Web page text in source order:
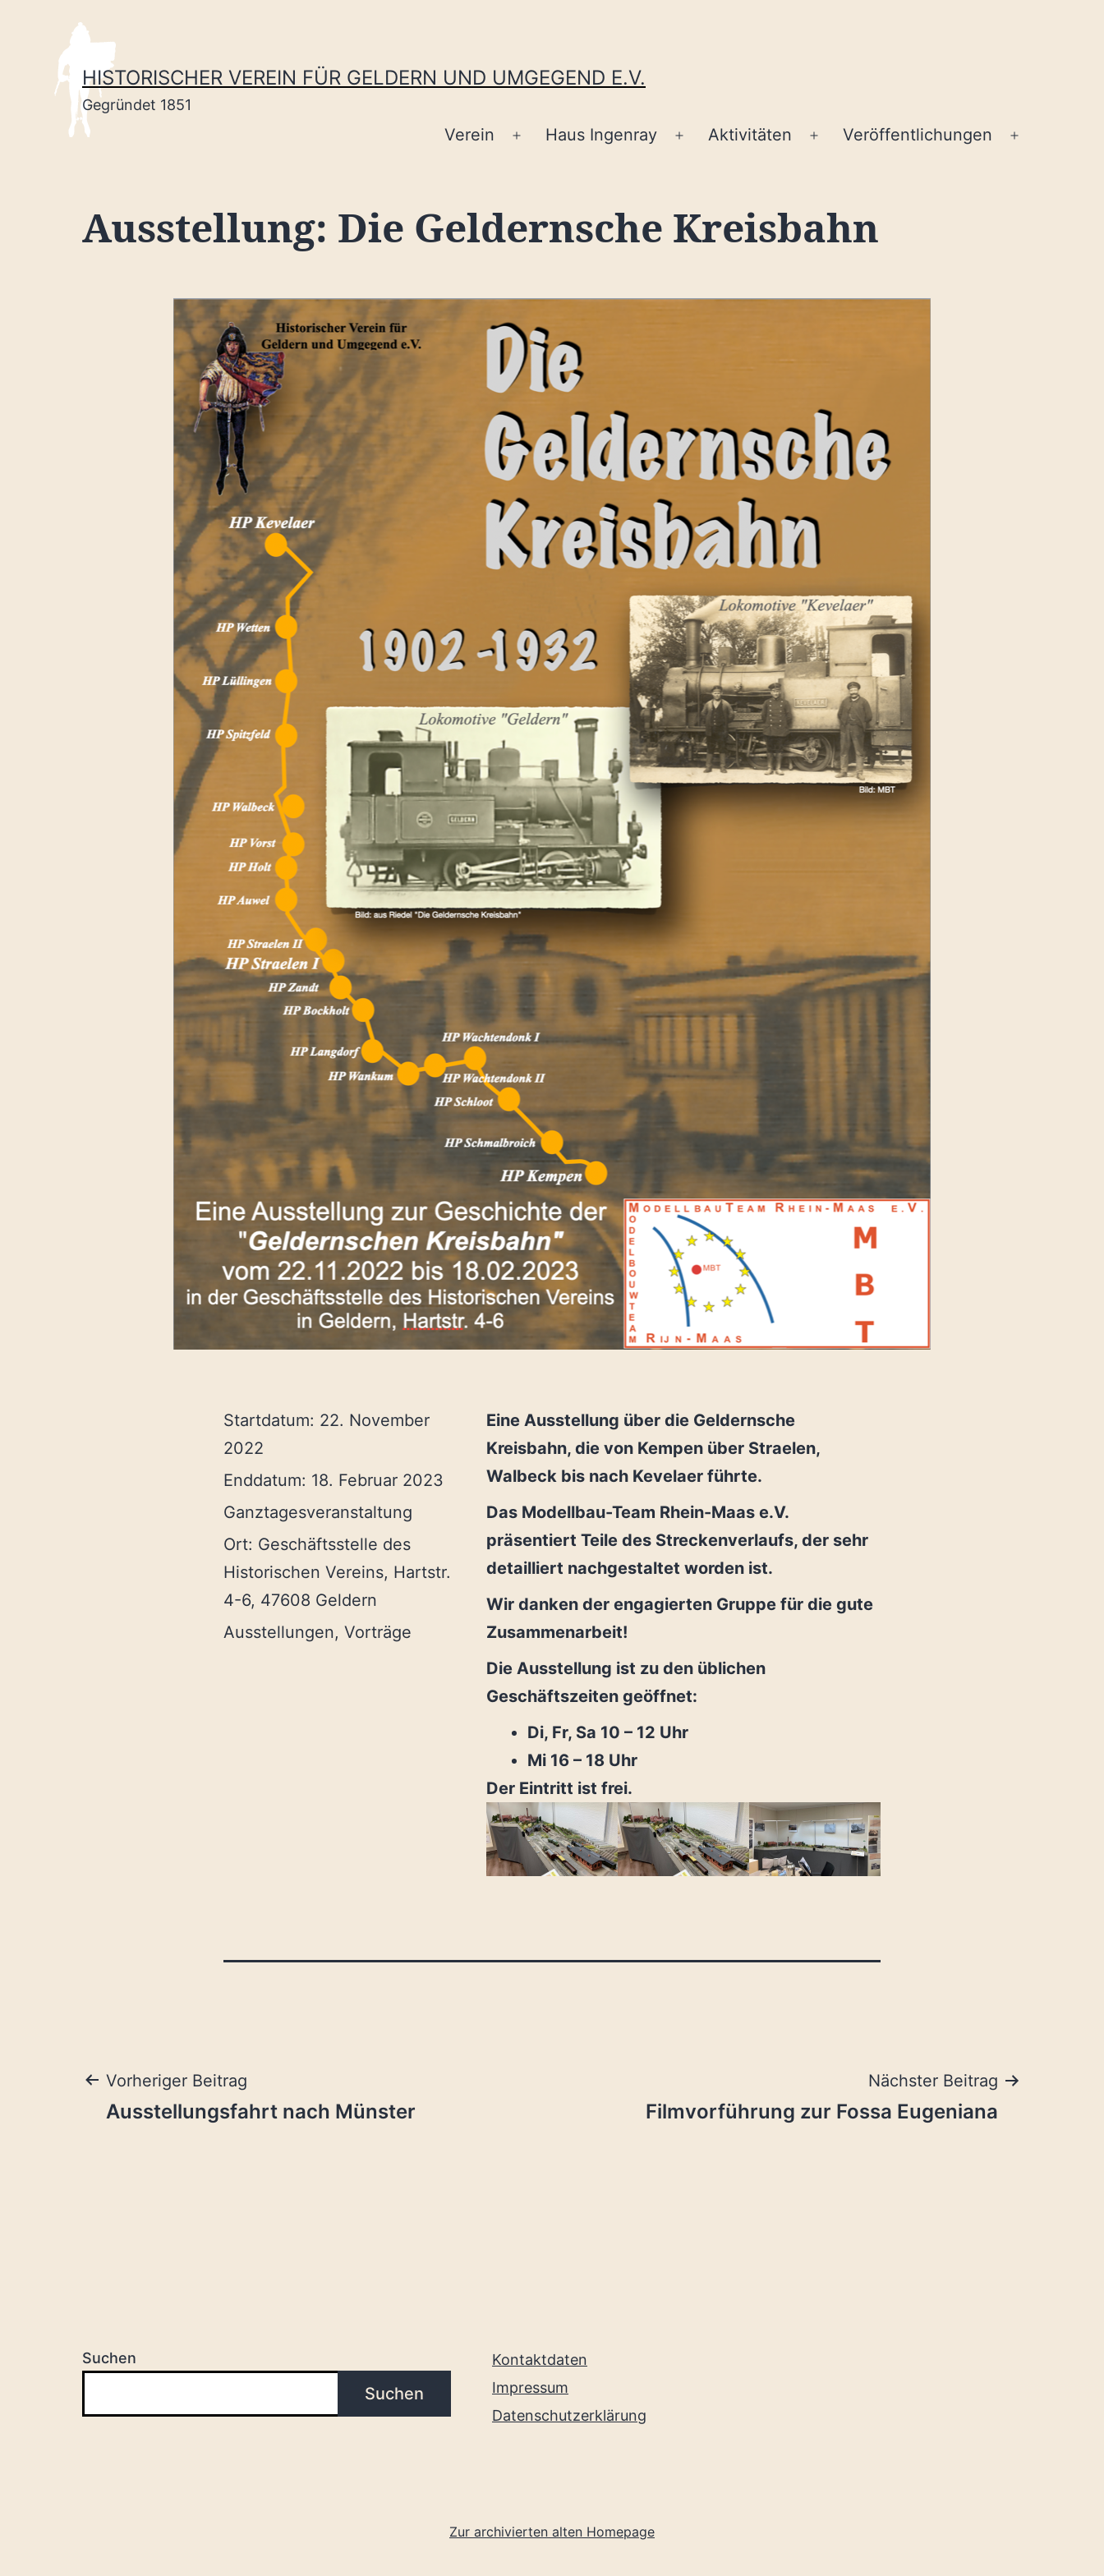
springen
HISTORISCHER VEREIN FÜR GELDERN UND UMGEGEND E.V.
Gegründet 1851
Verein
Menü
Haus Ingenray
Menü
Aktivitäten
Menü
Veröffentlichungen
Ausstellung: Die Geldernsche Kreisbahn
Startdatum: 22. November
2022
Enddatum: 18. Februar 2023
Ganztagesveranstaltung
Ort: Geschäftsstelle des
Historischen Vereins, Hartstr.
4-6, 47608 Geldern
Ausstellungen, Vorträge
Eine Ausstellung über die Geldernsche
Kreisbahn, die von Kempen über Straelen,
Walbeck bis nach Kevelaer führte.
Das Modellbau-Team Rhein-Maas e.V.
präsentiert Teile des Streckenverlaufs, der sehr
detailliert nachgestaltet worden ist.
Wir danken der engagierten Gruppe für die gute
Zusammenarbeit!
Die Ausstellung ist zu den üblichen
Geschäftszeiten geöffnet:
Di, Fr, Sa 10 – 12 Uhr
Mi 16 – 18 Uhr
Der Eintritt ist frei.
Beitragsnavigation
Vorheriger Beitrag
Ausstellungsfahrt nach Münster
Nächster Beitrag
Filmvorführung zur Fossa Eugeniana
Suchen
Suchen
Kontaktdaten
Impressum
Datenschutzerklärung
Zur archivierten alten Homepage